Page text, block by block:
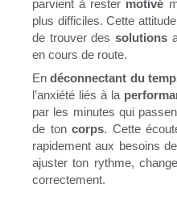
parvient à rester motivé
plus difficiles. Cette
de trouver des solutions
en cours de route.
Endéconnectant du
l’anxiété liés à la
par les minutes qui
de toncorps. Cette
rapidement aux besoins
ajuster ton rythme,
correctement.